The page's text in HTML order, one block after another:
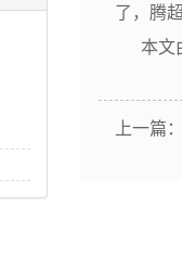
了，腾
本文
上一篇：